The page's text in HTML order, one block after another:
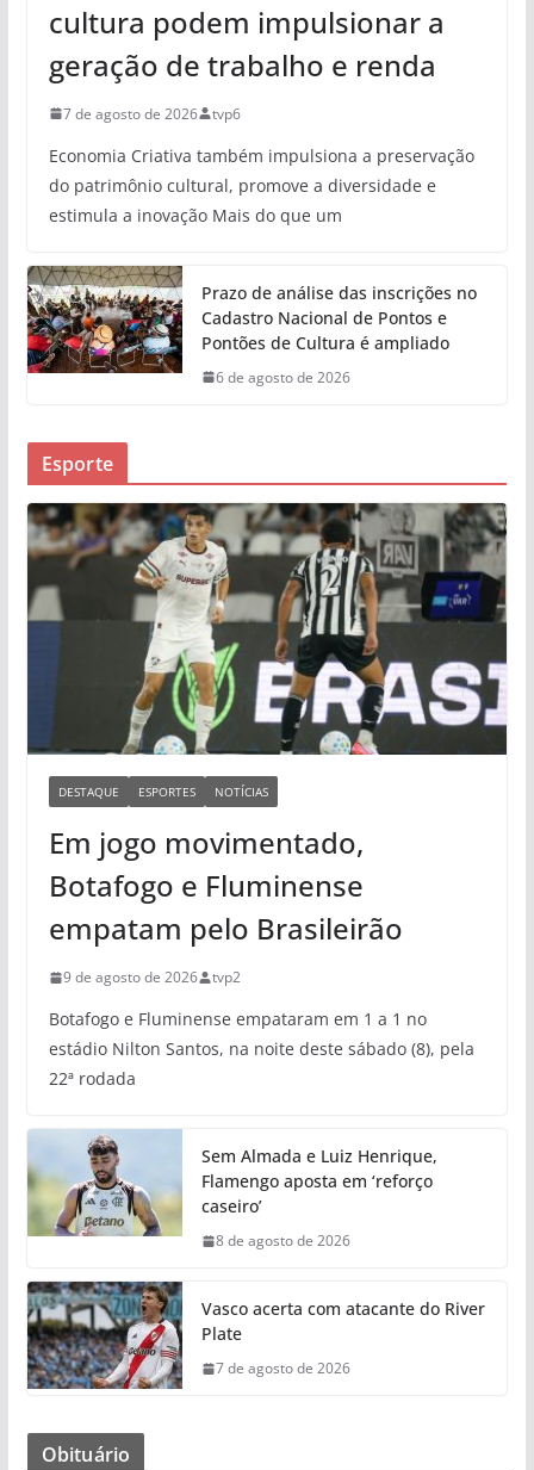
cultura podem impulsionar a
geração de trabalho e renda
7 de agosto de 2026 tvp6
Economia Criativa também impulsiona a preservação
do patrimônio cultural, promove a diversidade e
estimula a inovação Mais do que um
Prazo de análise das inscrições no
Cadastro Nacional de Pontos e
Pontões de Cultura é ampliado
6 de agosto de 2026
Esporte
DESTAQUE ESPORTES NOTÍCIAS
Em jogo movimentado,
Botafogo e Fluminense
empatam pelo Brasileirão
9 de agosto de 2026 tvp2
Botafogo e Fluminense empataram em 1 a 1 no
estádio Nilton Santos, na noite deste sábado (8), pela
22ª rodada
Sem Almada e Luiz Henrique,
Flamengo aposta em ‘reforço
caseiro’
8 de agosto de 2026
Vasco acerta com atacante do River
Plate
7 de agosto de 2026
Obituário